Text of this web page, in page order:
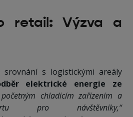
retail: Výzva a
s logistickými areály
elektrické energie ze
chladicím zařízením a
pro návštěvníky,“